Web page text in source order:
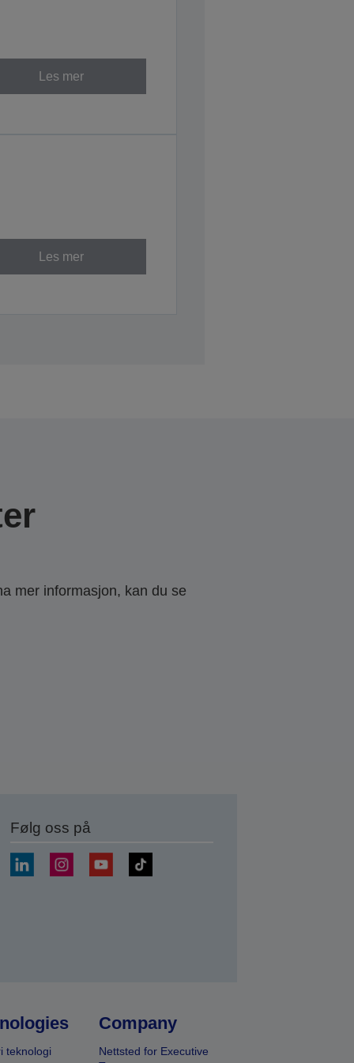
Les mer
Les mer
mer informasjon, kan du se
Følg oss på
teknologi
Company
Nettsted for Executive